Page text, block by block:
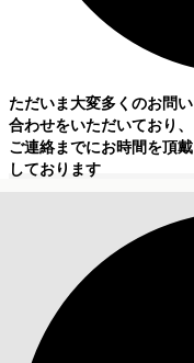
ただいま大変多くのお問い
合わせをいただいており、
ご連絡までにお時間を頂戴
しております